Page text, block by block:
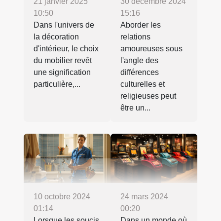
10:50
Dans l'univers de
la décoration
d'intérieur, le choix
du mobilier revêt
une signification
particulière,...
15:16
Aborder les
relations
amoureuses sous
l'angle des
différences
culturelles et
religieuses peut
être un...
10 octobre 2024
01:14
24 mars 2024
00:20